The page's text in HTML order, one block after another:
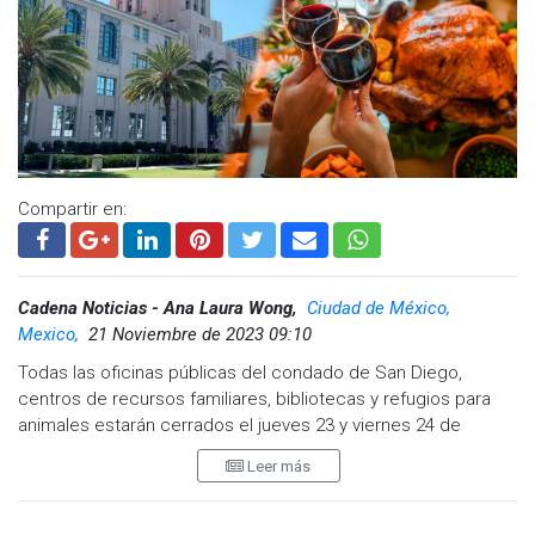
Compartir en:
Cadena Noticias - Ana Laura Wong, Ciudad de México,
Mexico, 21 Noviembre de 2023 09:10
Todas las oficinas públicas del condado de San Diego,
centros de recursos familiares, bibliotecas y refugios para
animales estarán cerrados el jueves 23 y viernes 24 de
noviembre por el feriado de Acción de Gracias.
Los servicios de emergencia y otros servicios esenciales
Leer más